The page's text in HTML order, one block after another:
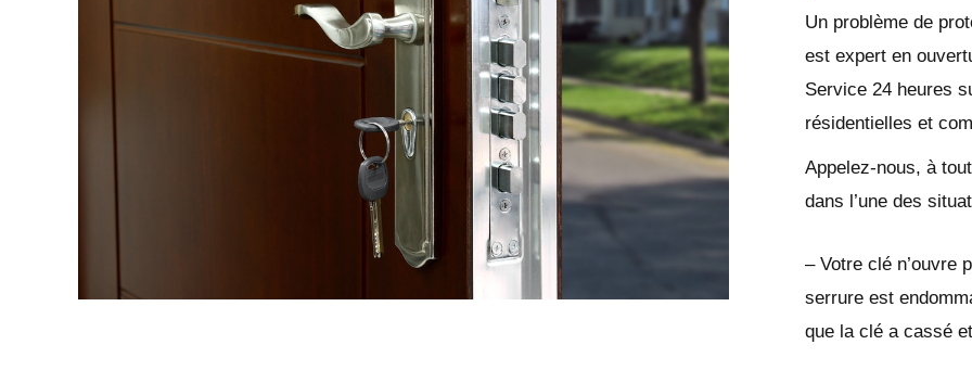
Un problème de
est expert en
Service 24 heures
résidentielles et
Appelez-nous, à
dans l’une des
– Votre clé n’ouvre
serrure est
que la clé a cassé